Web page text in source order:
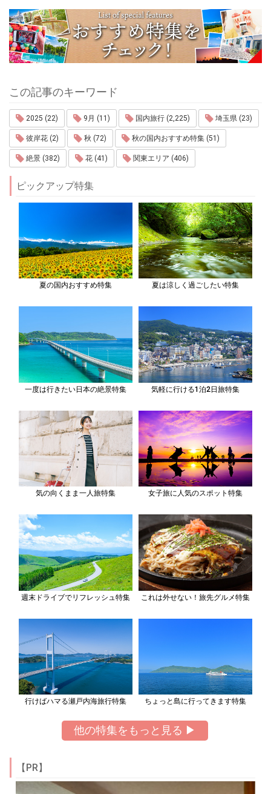
この記事のキーワード
2025 (22) 9月 (11) 国内旅行 (2,225) 埼玉県 (23)
彼岸花 (2) 秋 (72) 秋の国内おすすめ特集 (51)
絶景 (382) 花 (41) 関東エリア (406)
ピックアップ特集
夏の国内おすすめ特集 夏は涼しく過ごしたい特集
一度は行きたい日本の絶景特集 気軽に行ける1泊2日旅特集
気の向くまま一人旅特集 女子旅に人気のスポット特集
週末ドライブでリフレッシュ特集 これは外せない！旅先グルメ特集
行けばハマる瀬戸内海旅行特集 ちょっと島に行ってきます特集
他の特集をもっと見る ▶
【PR】